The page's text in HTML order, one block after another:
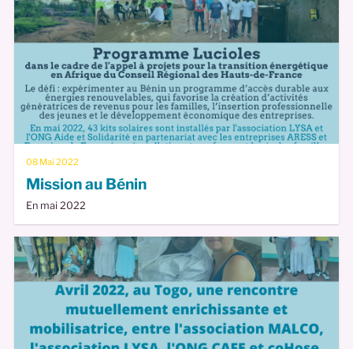
Mission au Bénin
En mai 2022
08 Mai 2022